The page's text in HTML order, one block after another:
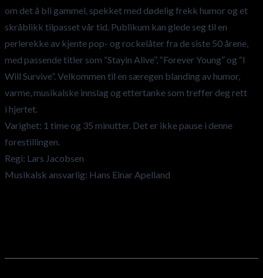
om det å bli gammel, spekket med dødelig frekk humor og et
skråblikk tilpasset vår tid. Publikum kan glede seg til en
perlerekke av kjente pop- og rockelåter fra de siste 50 årene,
med passende titler som “Stayin Alive”, “Forever Young” og “I
Will Survive”. Velkommen til en særegen blanding av humor,
varme, musikalske innslag og ettertanke som treffer deg rett
i hjertet.
Varighet: 1 time og 35 minutter. Det er ikke pause i denne
forestillingen.
Regi: Lars Jacobsen
Musikalsk ansvarlig: Hans Einar Apelland